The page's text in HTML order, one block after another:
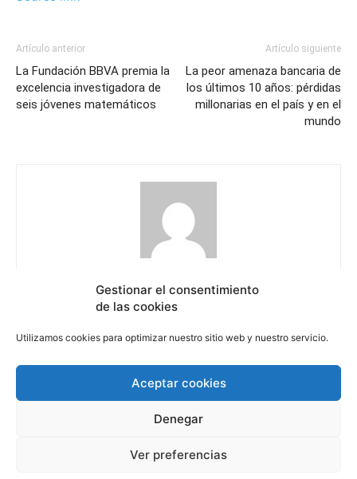
Gestionar el consentimiento
de las cookies
Utilizamos cookies para optimizar nuestro sitio web y nuestro servicio.
Aceptar cookies
Denegar
Ver preferencias
Artículo anterior
La Fundación BBVA premia la
excelencia investigadora de
seis jóvenes matemáticos
Artículo siguiente
La peor amenaza bancaria de
los últimos 10 años: pérdidas
millonarias en el país y en el
mundo
https://elsolrevista.com
Internacional
Contacto